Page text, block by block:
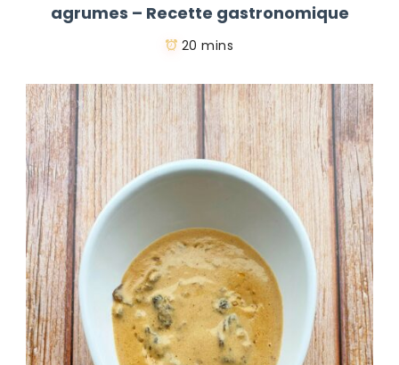
agrumes – Recette gastronomique
20 mins